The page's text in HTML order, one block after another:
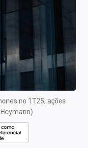
no 1T25; ações